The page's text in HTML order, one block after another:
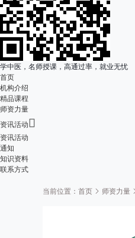
学中医，名师授课，高通过率，就业无忧
首页
机构介绍
精品课程
师资力量
资讯活动
资讯活动
通知
知识资料
联系方式
当前位置： 首页 师资力量